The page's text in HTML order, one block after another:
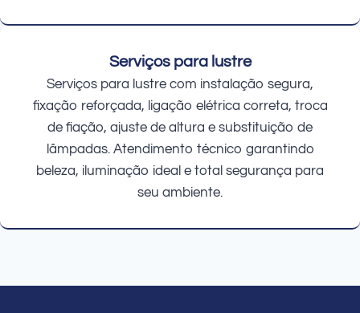
Serviços para lustre
Serviços para lustre com instalação segura,
fixação reforçada, ligação elétrica correta, troca
de fiação, ajuste de altura e substituição de
lâmpadas. Atendimento técnico garantindo
beleza, iluminação ideal e total segurança para
seu ambiente.